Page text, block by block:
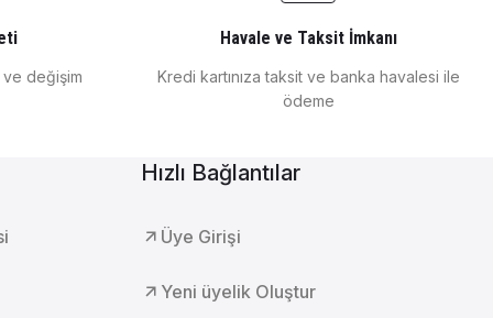
değişim
Havale ve Taksit İmkanı
Kredi kartınıza taksit ve banka havalesi ile
ödeme
Hızlı Bağlantılar
Üye Girişi
Yeni üyelik Oluştur